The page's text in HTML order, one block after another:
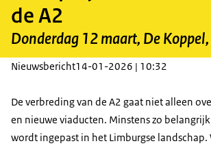
de A2
Donderdag 12 maart, De
Nieuwsbericht14-01-2026 | 10:32
De verbreding van de A2 gaat niet alleen
en nieuwe viaducten. Minstens zo
wordt ingepast in het Limburgse